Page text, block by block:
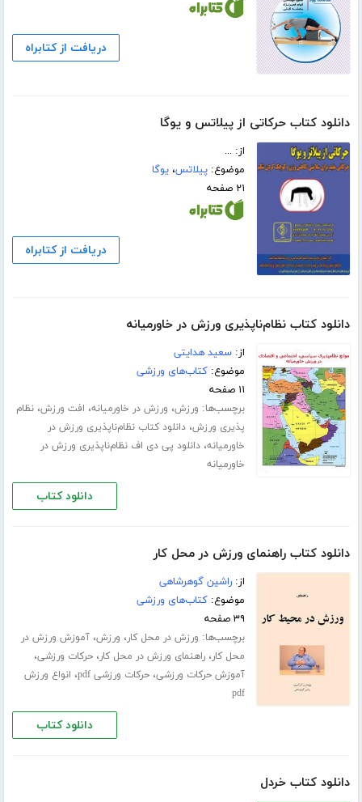
دریافت از کتابراه
دانلود کتاب حرکاتی از پیلاتس و یوگا
از: ...
موضوع:پیلاتس،یوگا
۲۱ صفحه
دریافت از کتابراه
دانلود کتاب نظام‌ناپذیری ورزش در خاورمیانه
از:سعید هدایتی
موضوع:کتاب‌های ورزشی
۱۱ صفحه
برچسب‌ها: ورزش، ورزش در خاورمیانه، افت ورزش،نظام
پذیری ورزش،دانلود کتاب نظام‌ناپذیری ورزش در
خاورمیانه،دانلود پی دی اف نظام‌ناپذیری ورزش در
خاورمیانه
دانلود کتاب
دانلود کتاب راهنمای ورزش در محل کار
از:راشین گوهرشاهی
موضوع:کتاب‌های ورزشی
۳۹ صفحه
برچسب‌ها: ورزش در محل کار، ورزش،آموزش ورزش در
محل کار،راهنمای ورزش در محل کار،حرکات ورزشی،
آموزش حرکات ورزشی،حرکات ورزشی pdf ، انواع ورزش
pdf
دانلود کتاب
دانلود کتاب خردل